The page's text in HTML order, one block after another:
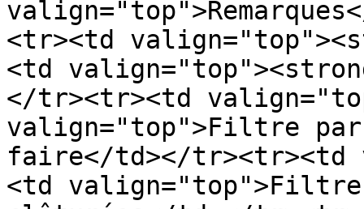
<tr><td
<td
</tr><tr><td
valign="top">Filtre par
faire</td></tr><tr><td
<td